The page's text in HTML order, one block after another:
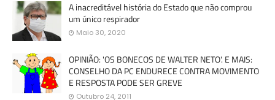
A inacreditável história do Estado que não comprou
um único respirador
Maio 30, 2020
OPINIÃO: 'OS BONECOS DE WALTER NETO'. E MAIS:
CONSELHO DA PC ENDURECE CONTRA MOVIMENTO
E RESPOSTA PODE SER GREVE
Outubro 24, 2011